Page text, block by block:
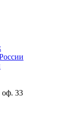
оф. 33